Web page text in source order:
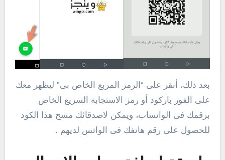
بعد ذلك، أنقر على “الرمز المربع الخاص بى” ليظهر معك
على الفور باركود أو رمز الاستجابة السريع الخاص
برقمك فى الواتساب، ويمكن لاصدقائك مسح هذا الكود
للحصول على رقم هاتفك فى الواتس لديهم .